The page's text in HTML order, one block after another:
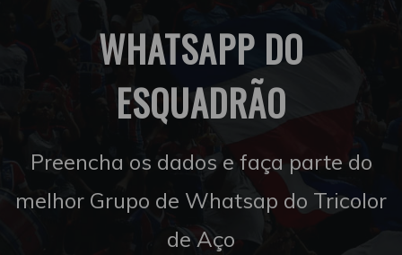
WHATSAPP DO
ESQUADRÃO
Preencha os dados e faça parte do
melhor Grupo de Whatsap do Tricolor
de Aço